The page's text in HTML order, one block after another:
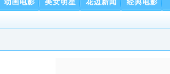
动画电影 美女明星 花边新闻 经典电影